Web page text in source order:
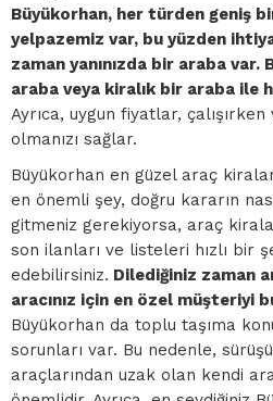
Büyükorhan, her türden geniş
yelpazemiz var, bu yüzden
zaman yanınızda bir araba var.
araba veya kiralık bir araba ile
Ayrıca, uygun fiyatlar,
olmanızı sağlar.
Büyükorhan en güzel araç
en önemli şey, doğru kararın
gitmeniz gerekiyorsa, araç
son ilanları ve listeleri hızlı bir
edebilirsiniz. Dilediğiniz zaman
aracınız için en özel müşteriyi
Büyükorhan da toplu taşıma
sorunları var. Bu nedenle,
araçlarından uzak olan kendi